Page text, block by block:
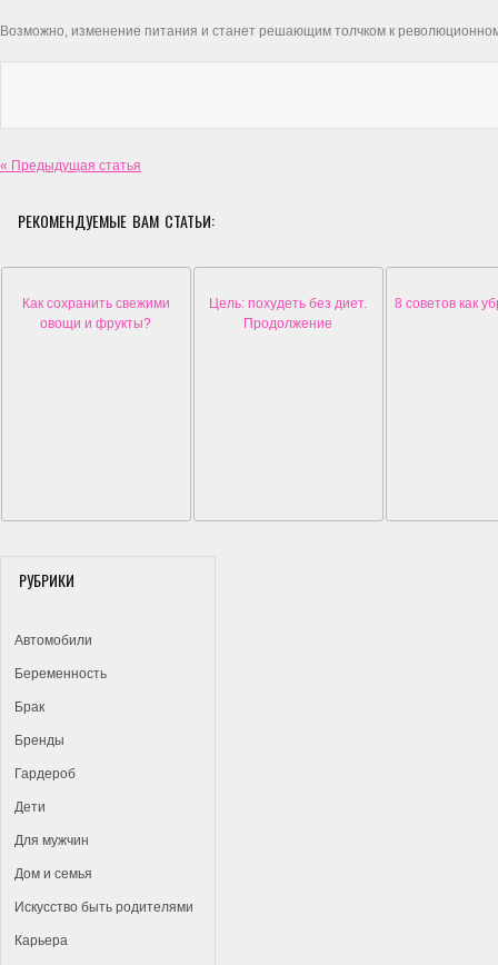
Возможно, изменение питания и станет решающим толчком к
« Предыдущая статья
РЕКОМЕНДУЕМЫЕ ВАМ СТАТЬИ:
Как сохранить свежими
овощи и фрукты?
Цель: похудеть без диет.
Продолжение
8 советов как
РУБРИКИ
Автомобили
Беременность
Брак
Бренды
Гардероб
Дети
Для мужчин
Дом и семья
Искусство быть родителями
Карьера